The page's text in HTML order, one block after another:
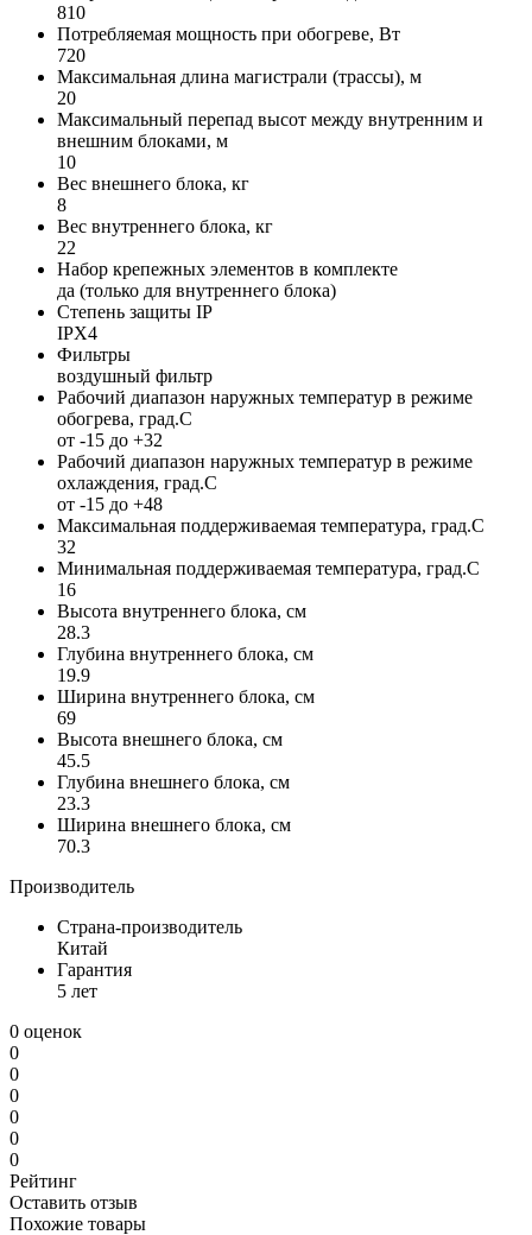
810
Потребляемая мощность при обогреве, Вт
720
Максимальная длина магистрали (трассы), м
20
Максимальный перепад высот между внутренним и
внешним блоками, м
10
Вес внешнего блока, кг
8
Вес внутреннего блока, кг
22
Набор крепежных элементов в комплекте
да (только для внутреннего блока)
Степень защиты IP
IPX4
Фильтры
воздушный фильтр
Рабочий диапазон наружных температур в режиме
обогрева, град.С
от -15 до +32
Рабочий диапазон наружных температур в режиме
охлаждения, град.С
от -15 до +48
Максимальная поддерживаемая температура, град.С
32
Минимальная поддерживаемая температура, град.С
16
Высота внутреннего блока, см
28.3
Глубина внутреннего блока, см
19.9
Ширина внутреннего блока, см
69
Высота внешнего блока, см
45.5
Глубина внешнего блока, см
23.3
Ширина внешнего блока, см
70.3
Производитель
Страна-производитель
Китай
Гарантия
5 лет
0 оценок
0
0
0
0
0
0
Рейтинг
Оставить отзыв
Похожие товары